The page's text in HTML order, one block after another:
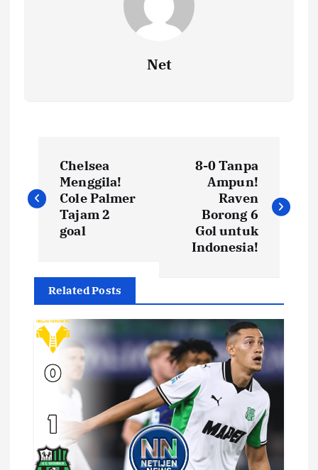
Net
a
a
Chelsea
Menggila!
Cole Palmer
Tajam 2
goal
8-0 Tanpa
Ampun!
Raven
Borong 6
Gol untuk
Indonesia!
Related Posts